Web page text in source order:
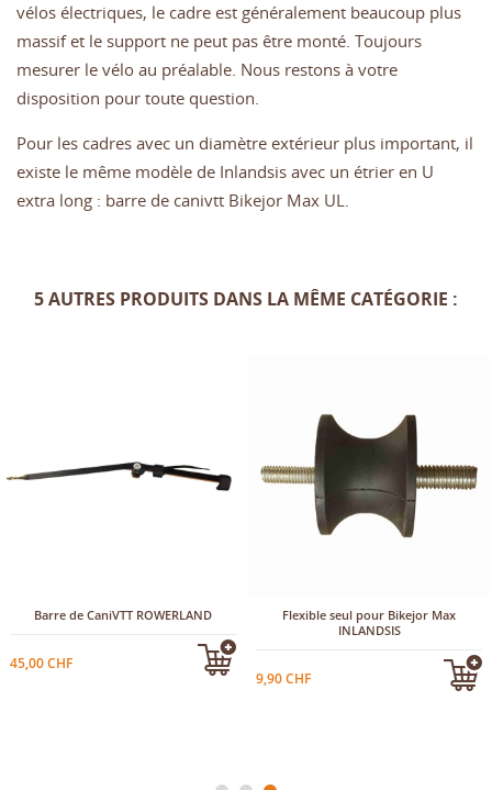
vélos électriques, le cadre est généralement beaucoup plus
massif et le support ne peut pas être monté. Toujours
mesurer le vélo au préalable. Nous restons à votre
disposition pour toute question.
Pour les cadres avec un diamètre extérieur plus important, il
existe le même modèle de Inlandsis avec un étrier en U
extra long : barre de canivtt Bikejor Max UL.
5 AUTRES PRODUITS DANS LA MÊME CATÉGORIE :
Barre de CaniVTT ROWERLAND
45,00 CHF
Flexible seul pour Bikejor Max
INLANDSIS
9,90 CHF